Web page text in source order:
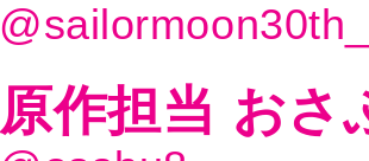
@sailormoon30th_
原作担当 おさ